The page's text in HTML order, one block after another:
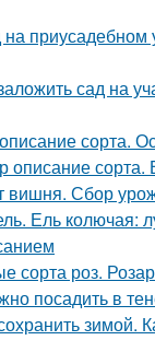
на приусадебном
сад на
сорта.
описание
вишня. Сбор
Ель колючая:
сорта роз.
посадить в
зимой.